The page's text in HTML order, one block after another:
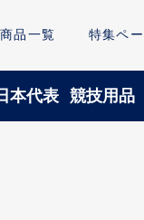
商品一覧 特集ペ
本代表 競技用品